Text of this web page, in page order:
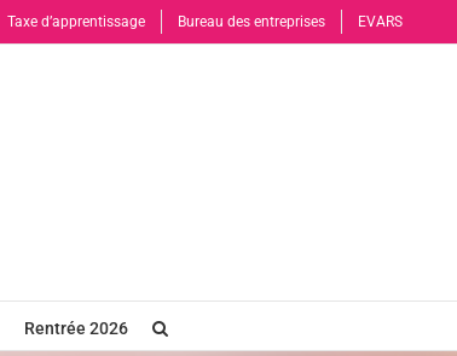
Taxe d’apprentissage Bureau des entreprises EVARS
Rentrée 2026